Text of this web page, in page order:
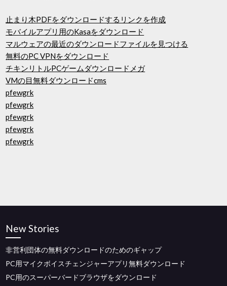
止まり木PDFをダウンロードするリンクを作成
モバイルアプリ用のKasaをダウンロード
マルウェアの最近のダウンロードファイルを見つける
無料のPC VPNをダウンロード
チキンリトルPCゲームダウンロードメガ
VMの目無料ダウンロードcms
pfewgrk
pfewgrk
pfewgrk
pfewgrk
pfewgrk
New Stories
非営利団体の無料ダウンロードのためのギャップ
PC用マイクボイスチェンジャーアプリ無料ダウンロード
PC用のスーパーバードブラウザをダウンロード